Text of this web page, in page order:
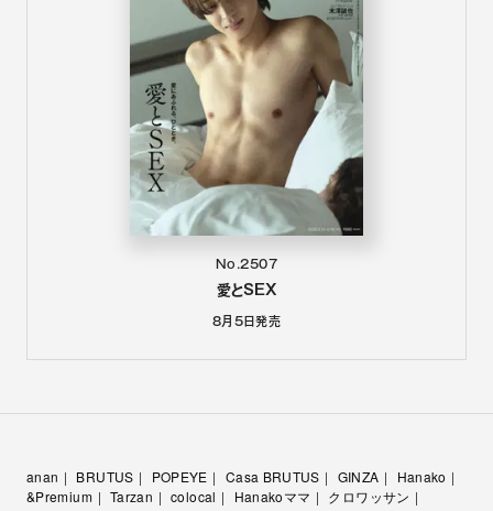
No.2507
愛とSEX
8月5日発売
anan BRUTUS POPEYE Casa BRUTUS GINZA
Hanako
&Premium
Tarzan colocal Hanakoママ
クロワッサン